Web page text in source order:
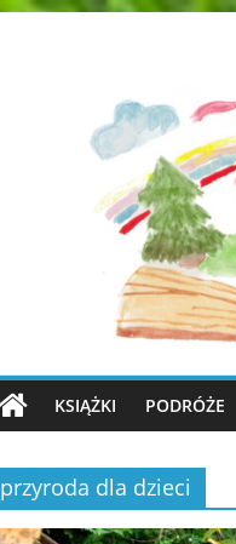
KSIĄŻKI PODRÓŻE
przyroda dla dzieci